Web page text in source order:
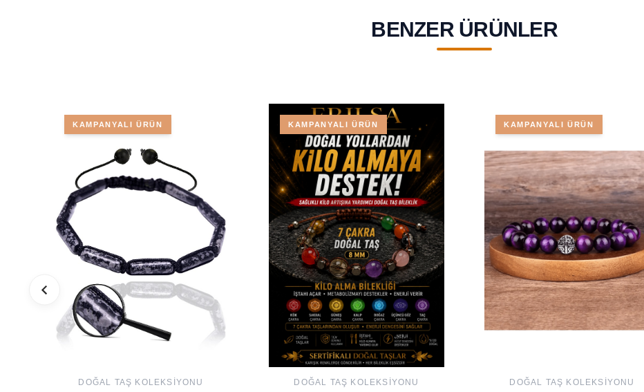
BENZER ÜRÜNLER
KAMPANYALI ÜRÜN
DOĞAL TAŞ KOLEKSIYONU
KAMPANYALI ÜRÜN
DOĞAL TAŞ KOLEKSIYONU
KAMPANYALI ÜRÜN
DOĞAL TAŞ KOLEKSIYONU